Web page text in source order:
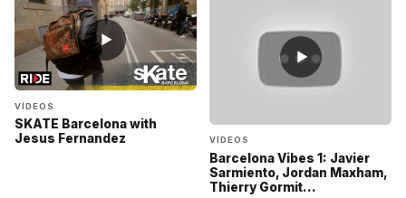
▶
VÍDEOS
SKATE Barcelona with
Jesus Fernandez
▶
VÍDEOS
Barcelona Vibes 1: Javier
Sarmiento, Jordan Maxham,
Thierry Gormit...